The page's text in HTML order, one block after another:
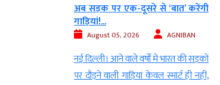
अब सड़क पर एक-दूसरे से ‘बात’ करेंगी
गाड़ियां!...
August 05, 2026 AGNIBAN
नई दिल्ली। आने वाले वर्षों में भारत की सड़कों
पर दौड़ने वाली गाड़ियां केवल स्मार्ट ही नहीं,